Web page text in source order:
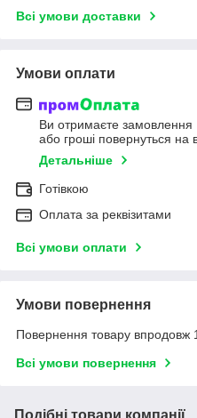
Всі умови доставки
Умови оплати
Ви отримаєте замовлення
або гроші повернуться на
Детальніше
Готівкою
Оплата за реквізитами
Всі умови оплати
Умови повернення
Повернення товару впродовж
Всі умови повернення